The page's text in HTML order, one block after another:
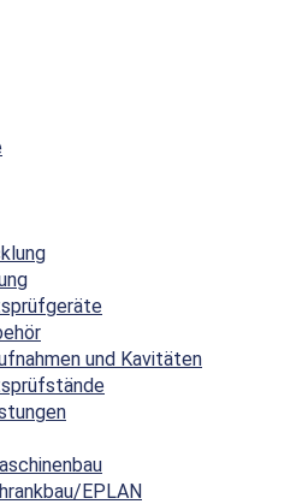
und Kavitäten
EPLAN